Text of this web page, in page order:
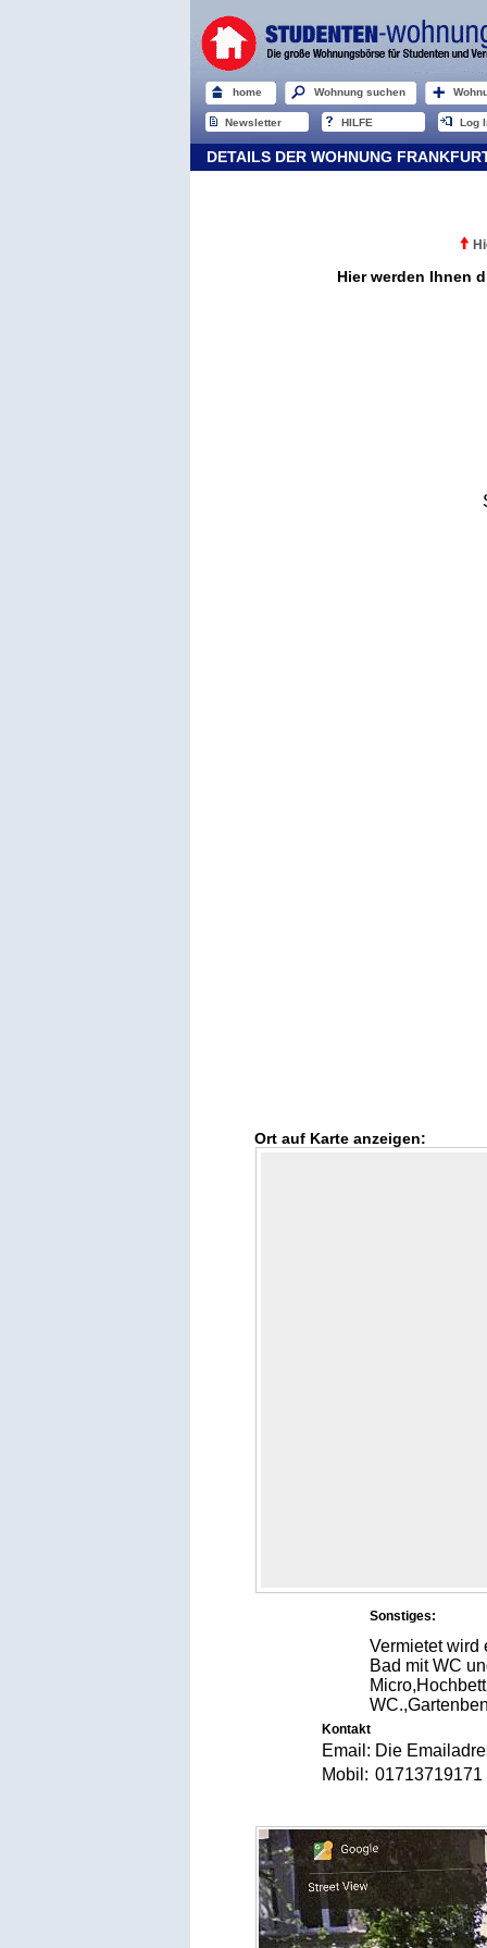
home Wohnung suchen
Newsletter HILFE Log
DETAILS DER WOHNUNG
Hier werden Ihnen
Ort auf Karte anzeigen:
Sonstiges:
Vermietet wird
Bad mit WC
Kontakt
Email: Die
Mobil: